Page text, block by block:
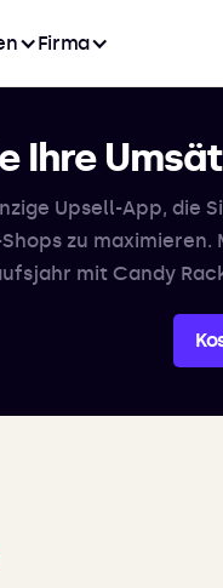
Firma
Ihre
Upsell-App, die
zu
mit Candy